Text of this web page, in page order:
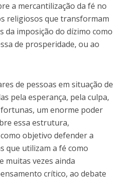
a mercantilização da fé no
religiosos que transformam
da imposição do dízimo como
de prosperidade, ou ao
de pessoas em situação de
pela esperança, pela culpa,
um enorme poder
essa estrutura,
objetivo defender a
que utilizam a fé como
muitas vezes ainda
crítico, ao debate